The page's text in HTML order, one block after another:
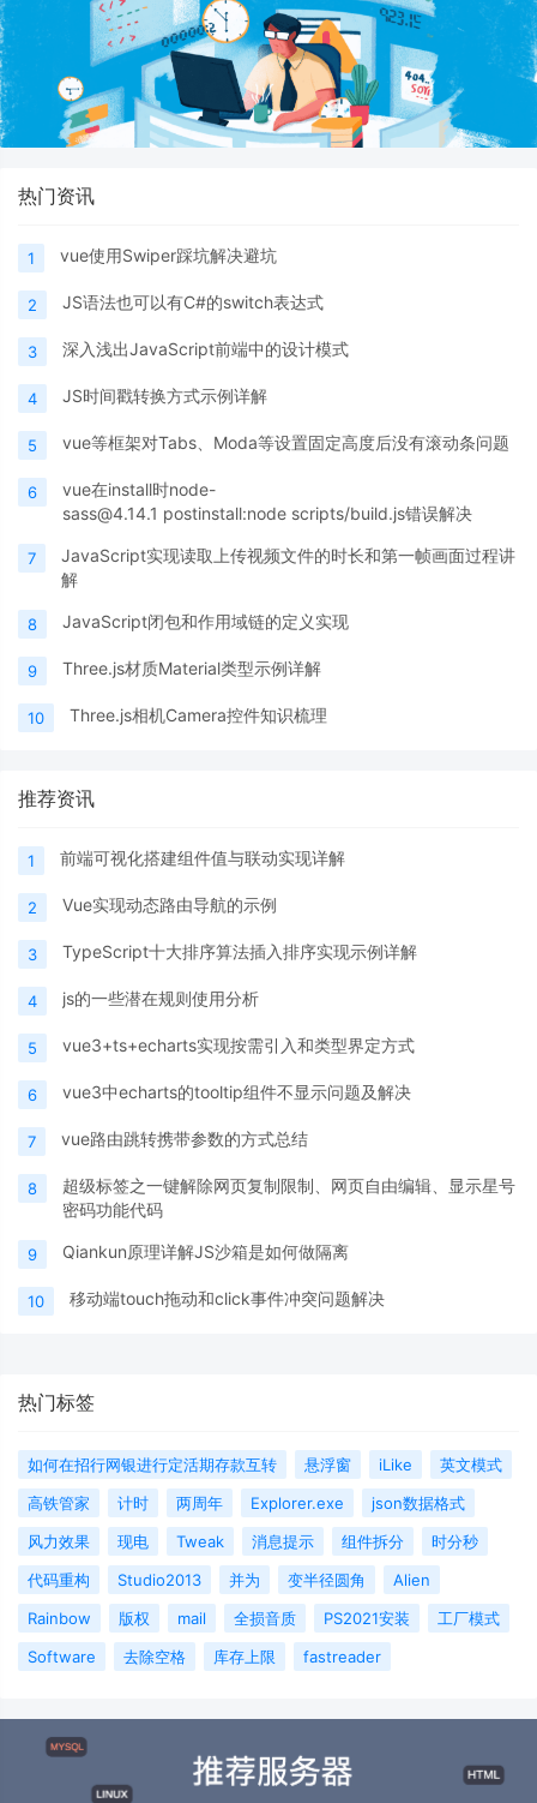
热门资讯
1 vue使用Swiper踩坑解决避坑
2 JS语法也可以有C#的switch表达式
3 深入浅出JavaScript前端中的设计模式
4 JS时间戳转换方式示例详解
5 vue等框架对Tabs、Moda等设置固定高度后没有滚动条问题
6
vue在install时node-
sass@4.14.1 postinstall:node scripts/build.js错误解决
7
JavaScript实现读取上传视频文件的时长和第一帧画面过程讲
解
8 JavaScript闭包和作用域链的定义实现
9 Three.js材质Material类型示例详解
10 Three.js相机Camera控件知识梳理
推荐资讯
1 前端可视化搭建组件值与联动实现详解
2 Vue实现动态路由导航的示例
3 TypeScript十大排序算法插入排序实现示例详解
4 js的一些潜在规则使用分析
5 vue3+ts+echarts实现按需引入和类型界定方式
6 vue3中echarts的tooltip组件不显示问题及解决
7 vue路由跳转携带参数的方式总结
8
超级标签之一键解除网页复制限制、网页自由编辑、显示星号
密码功能代码
9 Qiankun原理详解JS沙箱是如何做隔离
10 移动端touch拖动和click事件冲突问题解决
热门标签
如何在招行网银进行定活期存款互转 悬浮窗 iLike
英文模式
高铁管家
计时 两周年 Explorer.exe
json数据格式
风力效果
现电 Tweak 消息提示 组件拆分
时分秒
代码重构
Studio2013 并为 变半径圆角
Alien
Rainbow
版权 mail 全损音质 PS2021安装
工厂模式
Software
去除空格 库存上限 fastreader